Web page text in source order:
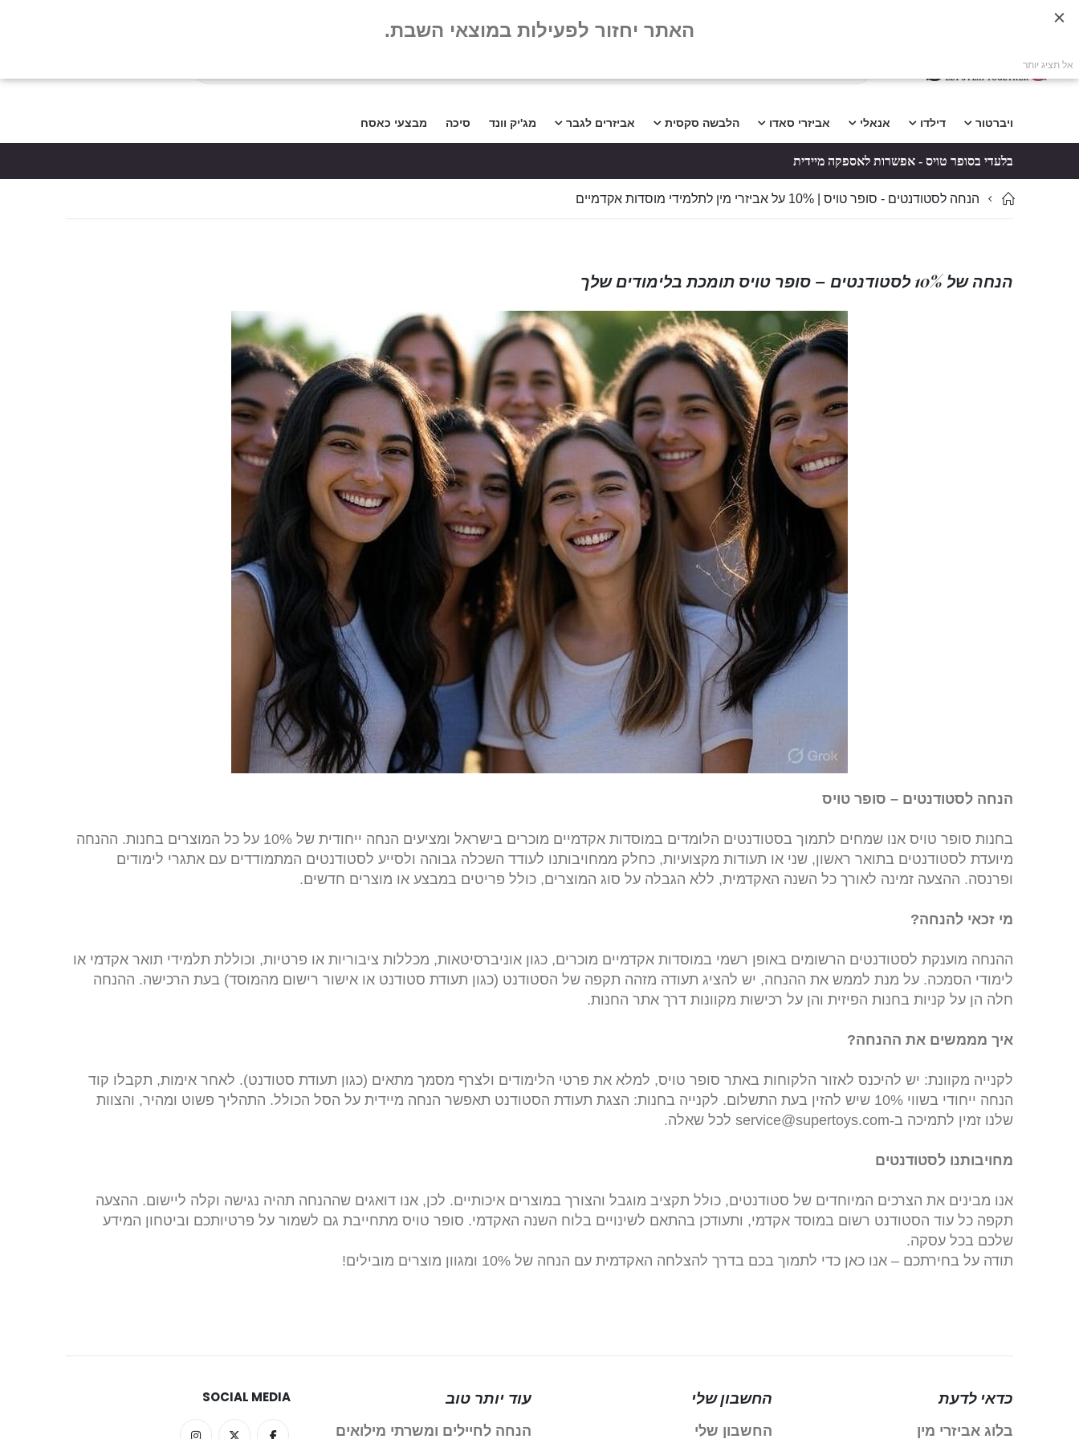
סל קניות
ויברטור דילדו אנאלי אביזרי סאדו הלבשה סקסית אביזרים לגבר מג'יק וונד סיכה מבצעי כאסח
בלעדי בסופר טויס - אפשרות לאספקה מיידית
הנחה לסטודנטים - סופר טויס | 10% על אביזרי מין לתלמידי מוסדות אקדמיים
הנחה של 10% לסטודנטים – סופר טויס תומכת בלימודים שלך
הנחה לסטודנטים – סופר טויס
בחנות סופר טויס אנו שמחים לתמוך בסטודנטים הלומדים במוסדות אקדמיים מוכרים בישראל ומציעים הנחה ייחודית של 10% על כל המוצרים בחנות. ההנחה
מיועדת לסטודנטים בתואר ראשון, שני או תעודות מקצועיות, כחלק ממחויבותנו לעודד השכלה גבוהה ולסייע לסטודנטים המתמודדים עם אתגרי לימודים
ופרנסה. ההצעה זמינה לאורך כל השנה האקדמית, ללא הגבלה על סוג המוצרים, כולל פריטים במבצע או מוצרים חדשים.
מי זכאי להנחה?
ההנחה מוענקת לסטודנטים הרשומים באופן רשמי במוסדות אקדמיים מוכרים, כגון אוניברסיטאות, מכללות ציבוריות או פרטיות, וכוללת תלמידי תואר אקדמי או
לימודי הסמכה. על מנת לממש את ההנחה, יש להציג תעודה מזהה תקפה של הסטודנט (כגון תעודת סטודנט או אישור רישום מהמוסד) בעת הרכישה. ההנחה
חלה הן על קניות בחנות הפיזית והן על רכישות מקוונות דרך אתר החנות.
איך מממשים את ההנחה?
לקנייה מקוונת: יש להיכנס לאזור הלקוחות באתר סופר טויס, למלא את פרטי הלימודים ולצרף מסמך מתאים (כגון תעודת סטודנט). לאחר אימות, תקבלו קוד
הנחה ייחודי בשווי 10% שיש להזין בעת התשלום. לקנייה בחנות: הצגת תעודת הסטודנט תאפשר הנחה מיידית על הסל הכולל. התהליך פשוט ומהיר, והצוות
שלנו זמין לתמיכה ב-service@supertoys.com לכל שאלה.
מחויבותנו לסטודנטים
אנו מבינים את הצרכים המיוחדים של סטודנטים, כולל תקציב מוגבל והצורך במוצרים איכותיים. לכן, אנו דואגים שההנחה תהיה נגישה וקלה ליישום. ההצעה
תקפה כל עוד הסטודנט רשום במוסד אקדמי, ותעודכן בהתאם לשינויים בלוח השנה האקדמי. סופר טויס מתחייבת גם לשמור על פרטיותכם וביטחון המידע
שלכם בכל עסקה.
תודה על בחירתכם – אנו כאן כדי לתמוך בכם בדרך להצלחה האקדמית עם הנחה של 10% ומגוון מוצרים מובילים!
כדאי לדעת
בלוג אביזרי מין
החשבון שלי
החשבון שלי
עוד יותר טוב
הנחה לחיילים ומשרתי מילואים
SOCIAL MEDIA
האתר יחזור לפעילות במוצאי השבת.
אל תציג יותר